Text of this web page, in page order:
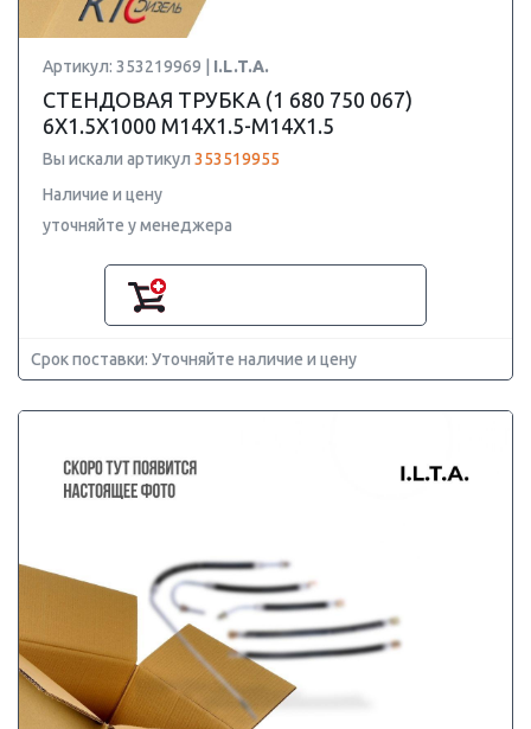
Артикул: 353219969 | I.L.T.A.
СТЕНДОВАЯ ТРУБКА (1 680 750 067)
6X1.5X1000 M14X1.5-M14X1.5
Вы искали артикул 353519955
Наличие и цену
уточняйте у менеджера
Срок поставки: Уточняйте наличие и цену